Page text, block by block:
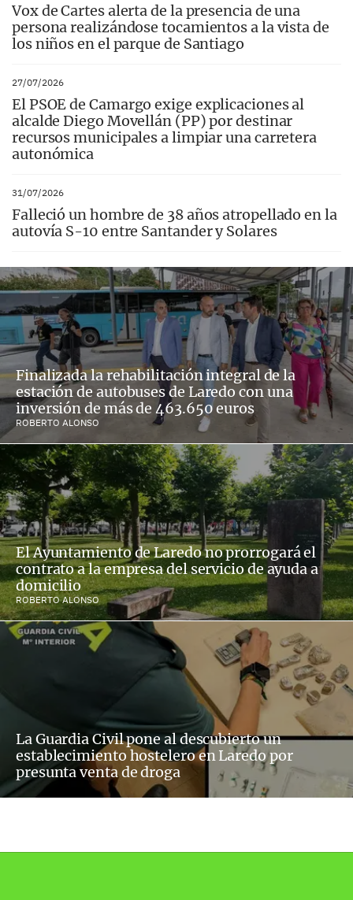
Vox de Cartes alerta de la presencia de una
persona realizándose tocamientos a la vista de
los niños en el parque de Santiago
27/07/2026
El PSOE de Camargo exige explicaciones al
alcalde Diego Movellán (PP) por destinar
recursos municipales a limpiar una carretera
autonómica
31/07/2026
Falleció un hombre de 38 años atropellado en la
autovía S-10 entre Santander y Solares
Finalizada la rehabilitación integral de la
estación de autobuses de Laredo con una
inversión de más de 463.650 euros
ROBERTO ALONSO
El Ayuntamiento de Laredo no prorrogará el
contrato a la empresa del servicio de ayuda a
domicilio
ROBERTO ALONSO
La Guardia Civil pone al descubierto un
establecimiento hostelero en Laredo por
presunta venta de droga